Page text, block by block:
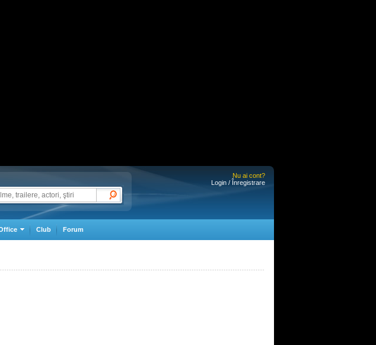
Nu ai cont?
Login / Înregistrare
Club Forum